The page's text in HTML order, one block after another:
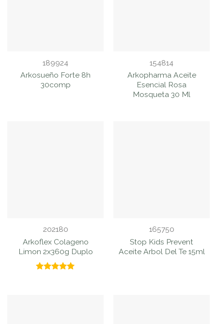
189924
Arkosueño Forte 8h
30comp
154814
Arkopharma Aceite
Esencial Rosa
Mosqueta 30 Ml
202180
Arkoflex Colageno
Limon 2x360g Duplo
165750
Stop Kids Prevent
Aceite Arbol Del Te 15ml